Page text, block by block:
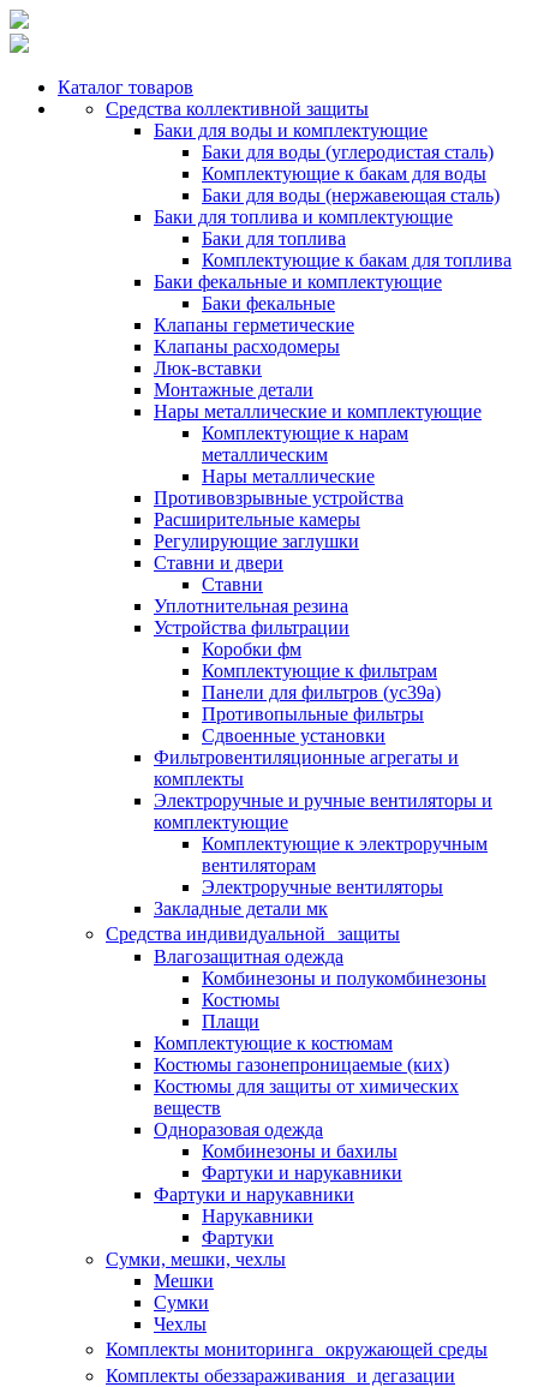
Каталог товаров
Средства коллективной защиты
Баки для воды и комплектующие
Баки для воды (углеродистая сталь)
Комплектующие к бакам для воды
Баки для воды (нержавеющая сталь)
Баки для топлива и комплектующие
Баки для топлива
Комплектующие к бакам для топлива
Баки фекальные и комплектующие
Баки фекальные
Клапаны герметические
Клапаны расходомеры
Люк-вставки
Монтажные детали
Нары металлические и комплектующие
Комплектующие к нарам
металлическим
Нары металлические
Противовзрывные устройства
Расширительные камеры
Регулирующие заглушки
Ставни и двери
Ставни
Уплотнительная резина
Устройства фильтрации
Коробки фм
Комплектующие к фильтрам
Панели для фильтров (ус39а)
Противопыльные фильтры
Сдвоенные установки
Фильтровентиляционные агрегаты и
комплекты
Электроручные и ручные вентиляторы и
комплектующие
Комплектующие к электроручным
вентиляторам
Электроручные вентиляторы
Закладные детали мк
Средства индивидуальной защиты
Влагозащитная одежда
Комбинезоны и полукомбинезоны
Костюмы
Плащи
Комплектующие к костюмам
Костюмы газонепроницаемые (ких)
Костюмы для защиты от химических
веществ
Одноразовая одежда
Комбинезоны и бахилы
Фартуки и нарукавники
Фартуки и нарукавники
Нарукавники
Фартуки
Сумки, мешки, чехлы
Мешки
Сумки
Чехлы
Комплекты мониторинга окружающей среды
Комплекты обеззараживания и дегазации